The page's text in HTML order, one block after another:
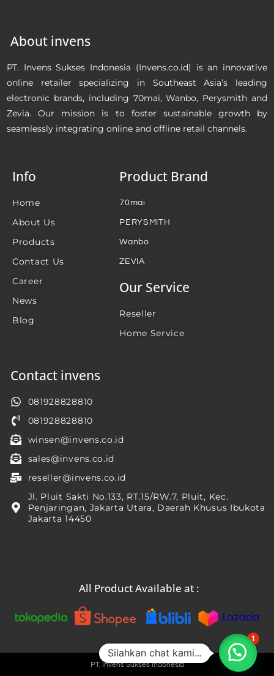
About invens
PT. Invens Sukses Indonesia (Invens.co.id) is an innovative
online retailer specializing in Southeast Asia’s leading
electronic brands, including 70mai, Wanbo, Perysmith and
Zevia. Our mission is to foster sustainable growth by
seamlessly integrating online and offline retail channels.
Info
Home
About Us
Products
Contact Us
Career
News
Blog
Product Brand
70mai
PERYSMITH
Wanbo
ZEVIA
Our Service
Reseller
Home Service
Contact invens
081928828810
081928828810
winsen@invens.co.id
sales@invens.co.id
reseller@invens.co.id
Jl. Pluit Sakti No.133, RT.15/RW.7, Pluit, Kec.
Penjaringan, Jakarta Utara, Daerah Khusus Ibukota
Jakarta 14450
All Product Available at :
PT. Invens Sukses Indonesia
Silahkan chat kami...
1